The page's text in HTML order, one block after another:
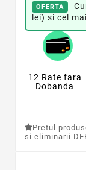
OFERTA
lei) si cel
12 Rate fara
Dobanda
Pretul
si eliminarii